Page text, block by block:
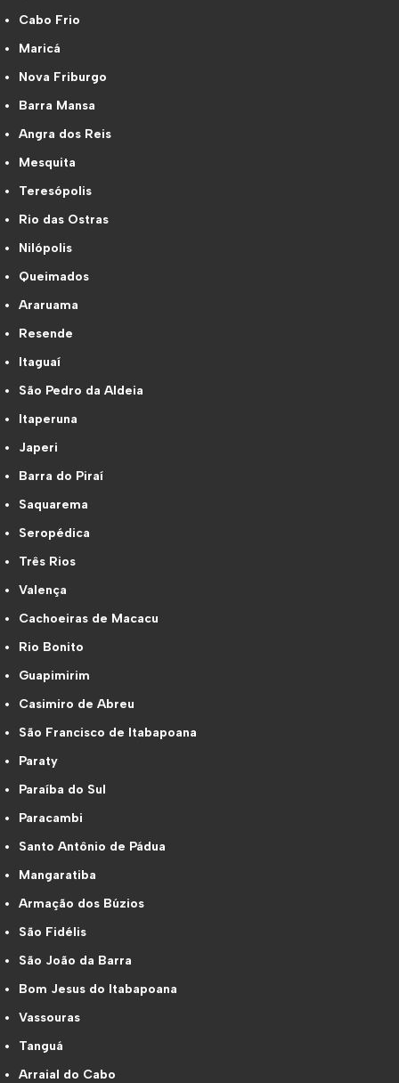
Cabo Frio
Maricá
Nova Friburgo
Barra Mansa
Angra dos Reis
Mesquita
Teresópolis
Rio das Ostras
Nilópolis
Queimados
Araruama
Resende
Itaguaí
São Pedro da Aldeia
Itaperuna
Japeri
Barra do Piraí
Saquarema
Seropédica
Três Rios
Valença
Cachoeiras de Macacu
Rio Bonito
Guapimirim
Casimiro de Abreu
São Francisco de Itabapoana
Paraty
Paraíba do Sul
Paracambi
Santo Antônio de Pádua
Mangaratiba
Armação dos Búzios
São Fidélis
São João da Barra
Bom Jesus do Itabapoana
Vassouras
Tanguá
Arraial do Cabo